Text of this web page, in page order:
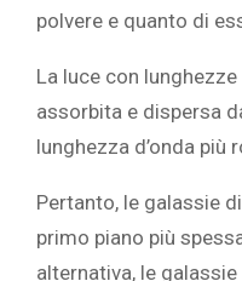
polvere e quanto di
La luce con lunghezze
assorbita e dispersa
lunghezza d’onda più
Pertanto, le galassie
primo piano più
alternativa, le